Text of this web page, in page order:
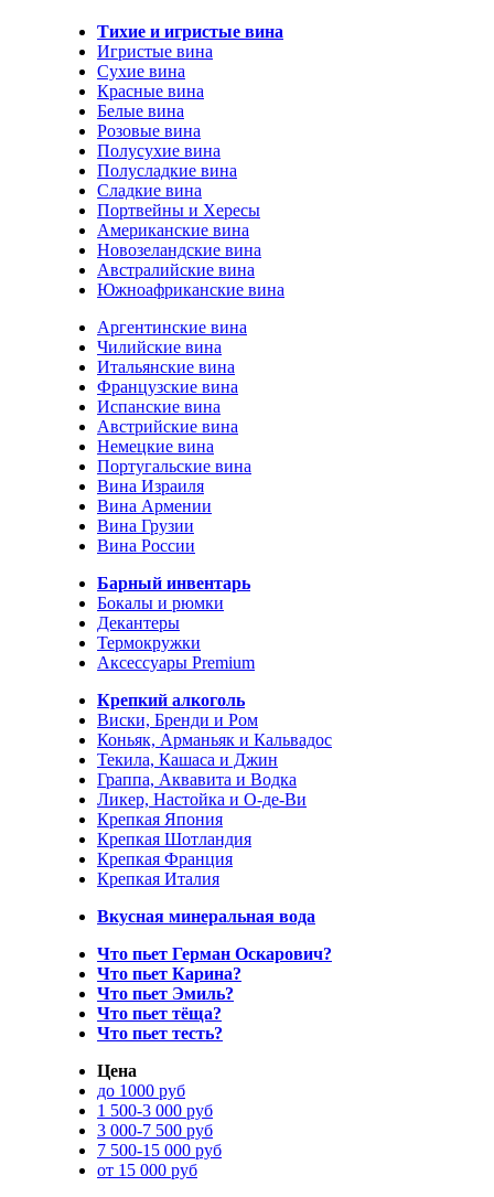
Тихие и игристые вина
Игристые вина
Сухие вина
Красные вина
Белые вина
Розовые вина
Полусухие вина
Полусладкие вина
Сладкие вина
Портвейны и Хересы
Американские вина
Новозеландские вина
Австралийские вина
Южноафриканские вина
Аргентинские вина
Чилийские вина
Итальянские вина
Французские вина
Испанские вина
Австрийские вина
Немецкие вина
Португальские вина
Вина Израиля
Вина Армении
Вина Грузии
Вина России
Барный инвентарь
Бокалы и рюмки
Декантеры
Термокружки
Аксессуары Premium
Крепкий алкоголь
Виски, Бренди и Ром
Коньяк, Арманьяк и Кальвадос
Текила, Кашаса и Джин
Граппа, Аквавита и Водка
Ликер, Настойка и О-де-Ви
Крепкая Япония
Крепкая Шотландия
Крепкая Франция
Крепкая Италия
Вкусная минеральная вода
Что пьет Герман Оскарович?
Что пьет Карина?
Что пьет Эмиль?
Что пьет тёща?
Что пьет тесть?
Цена
до 1000 руб
1 500-3 000 руб
3 000-7 500 руб
7 500-15 000 руб
от 15 000 руб